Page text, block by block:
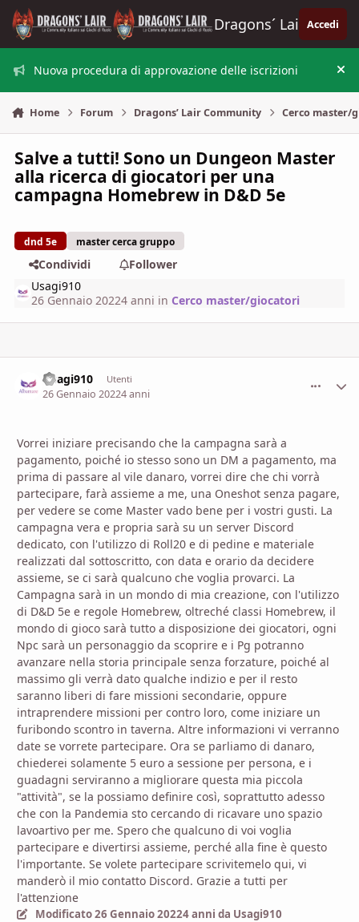
Vai al contenuto
Dragons´ Lair Accedi
Nuova procedura di approvazione delle iscrizioni
Home Forum Dragons’ Lair Community Cerco master/
Salve a tutti! Sono un Dungeon Master
alla ricerca di giocatori per una
campagna Homebrew in D&D 5e
dnd 5e master cerca gruppo
Condividi
Follower
Usagi910
26 Gennaio 20224 anni in Cerco master/giocatori
Usagi910 Utenti
26 Gennaio 20224 anni
Vorrei iniziare precisando che la campagna sarà a
pagamento, poiché io stesso sono un DM a pagamento, ma
prima di passare al vile danaro, vorrei dire che chi vorrà
partecipare, farà assieme a me, una Oneshot senza pagare,
per vedere se come Master vado bene per i vostri gusti. La
campagna vera e propria sarà su un server Discord
dedicato, con l'utilizzo di Roll20 e di pedine e materiale
realizzati dal sottoscritto, con data e orario da decidere
assieme, se ci sarà qualcuno che voglia provarci. La
Campagna sarà in un mondo di mia creazione, con l'utilizzo
di D&D 5e e regole Homebrew, oltreché classi Homebrew, il
mondo di gioco sarà tutto a disposizione dei giocatori, ogni
Npc sarà un personaggio da scoprire e i Pg potranno
avanzare nella storia principale senza forzature, poiché al
massimo gli verrà dato qualche indizio e per il resto
saranno liberi di fare missioni secondarie, oppure
intraprendere missioni per contro loro, come iniziare un
furibondo scontro in taverna. Altre informazioni vi verranno
date se vorrete partecipare. Ora se parliamo di danaro,
chiederei solamente 5 euro a sessione per persona, e i
guadagni serviranno a migliorare questa mia piccola
"attività", se la possiamo definire così, soprattutto adesso
che con la Pandemia sto cercando di ricavare uno spazio
lavoartivo per me. Spero che qualcuno di voi voglia
partecipare e divertirsi assieme, perché alla fine è questo
l'importante. Se volete partecipare scrivitemelo qui, vi
manderò il mio contatto Discord. Grazie a tutti per
l'attenzione
Modificato26 Gennaio 20224 anni da Usagi910